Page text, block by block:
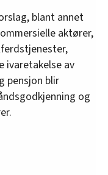
blant annet
aktører,
ivaretakelse av
pensjon blir
og